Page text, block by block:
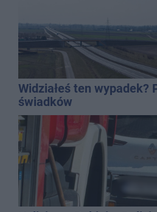
Widziałeś ten wypadek?
świadków